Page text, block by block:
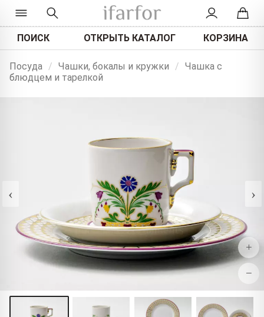
ПОИСК ОТКРЫТЬ КАТАЛОГ КОРЗИНА
Посуда / Чашки, бокалы и кружки / Чашка с
блюдцем и тарелкой
‹ ›
+
−